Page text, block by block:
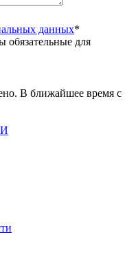
данных*
обязательные для
В ближайшее время с